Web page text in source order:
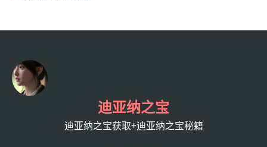
迪亚纳之宝
迪亚纳之宝获取+迪亚纳之宝秘籍